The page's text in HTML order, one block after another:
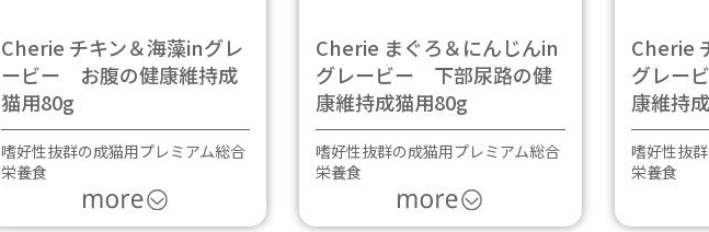
Cherie チキン＆海藻inグレ
ービー お腹の健康維持成
猫用80g
嗜好性抜群の成猫用プレミアム総合
栄養食
Cherie まぐろ＆にんじんin
グレービー 下部尿路の健
康維持成猫用80g
嗜好性抜群の成猫用プレミアム総合
栄養食
Cherie
グレー
康維持
嗜好性抜
栄養食